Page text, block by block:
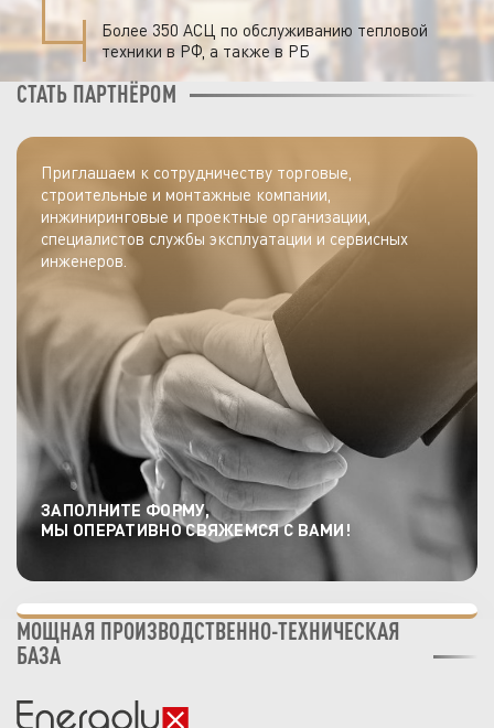
Более 350 АСЦ по обслуживанию тепловой
техники в РФ, а также в РБ
СТАТЬ ПАРТНЁРОМ
Приглашаем к сотрудничеству торговые,
строительные и монтажные компании,
инжиниринговые и проектные организации,
специалистов службы эксплуатации и сервисных
инженеров.
ЗАПОЛНИТЕ ФОРМУ,
МЫ ОПЕРАТИВНО СВЯЖЕМСЯ С ВАМИ!
МОЩНАЯ ПРОИЗВОДСТВЕННО-ТЕХНИЧЕСКАЯ
БАЗА